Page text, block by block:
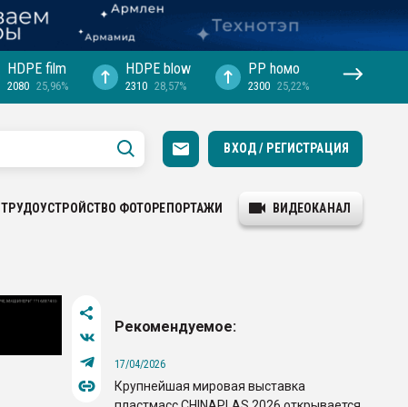
HDPE film
2080 25,96%
HDPE blow
2310 28,57%
PP hомо
2300 25,22%
ВХОД / РЕГИСТРАЦИЯ
ТРУДОУСТРОЙСТВО ФОТОРЕПОРТАЖИ ВИДЕОКАНАЛ
Рекомендуемое:
17/04/2026
Крупнейшая мировая выставка